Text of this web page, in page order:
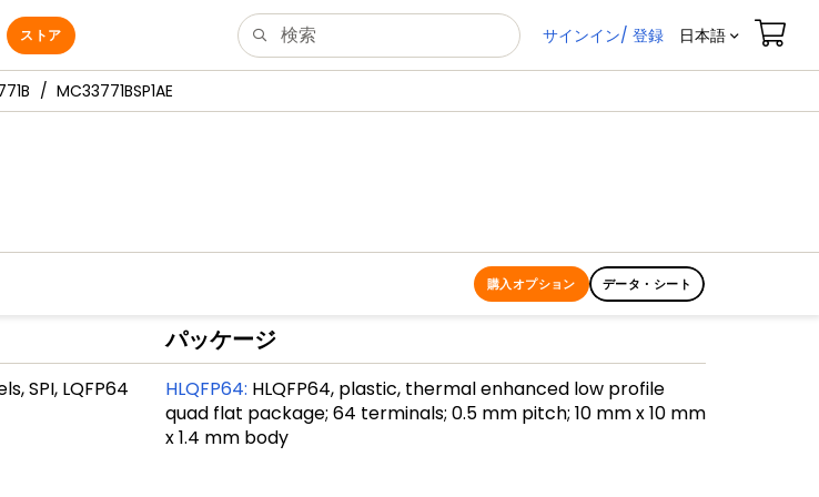
ストア サインイン/ 登録 日本語
MC33771BSP1AE
購入オプション データ・シート
SPI, LQFP64
パッケージ
HLQFP64: HLQFP64, plastic, thermal enhanced low profile
quad flat package; 64 terminals; 0.5 mm pitch; 10 mm x 10 mm
x 1.4 mm body